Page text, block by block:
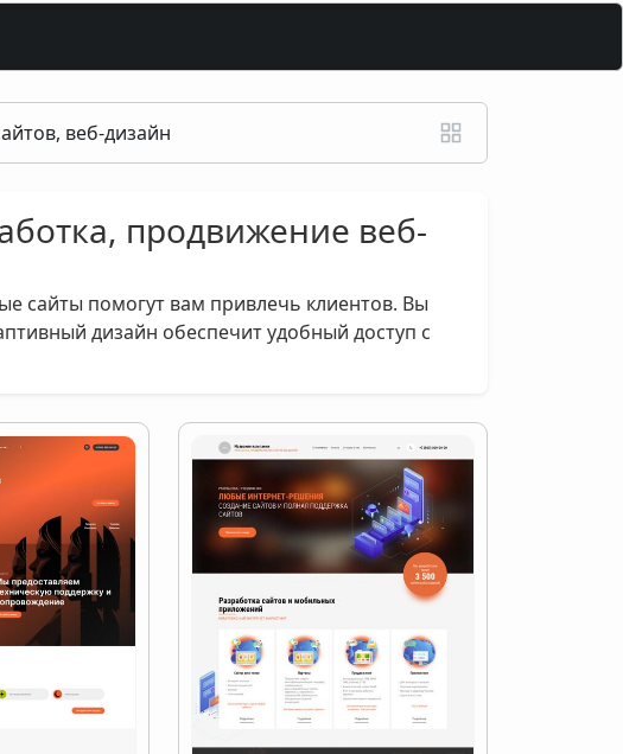
веб-дизайн
продвижение веб-
сайты помогут вам привлечь клиентов. Вы
дизайн обеспечит удобный доступ с